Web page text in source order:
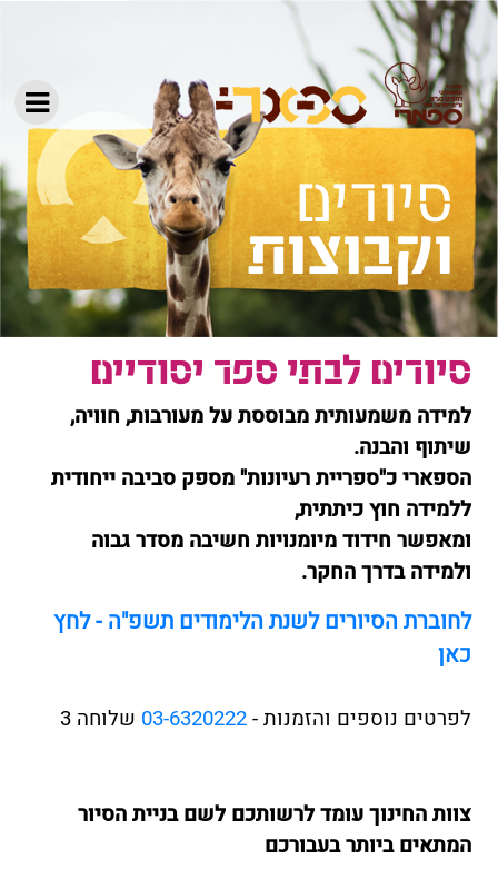
סיורים
וקבוצות
סיורים לבתי ספר יסודיים
למידה משמעותית מבוססת על מעורבות, חוויה,
שיתוף והבנה.
הספארי כ"ספריית רעיונות" מספק סביבה ייחודית
ללמידה חוץ כיתתית,
ומאפשר חידוד מיומנויות חשיבה מסדר גבוה
ולמידה בדרך החקר.
לחוברת הסיורים לשנת הלימודים תשפ"ה - לחץ
כאן
לפרטים נוספים והזמנות -03-6320222 שלוחה 3
צוות החינוך עומד לרשותכם לשם בניית הסיור
המתאים ביותר בעבורכם